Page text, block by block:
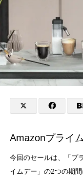
Amazonプライ
今回のセールは、「プ
イムデー」の2つの期